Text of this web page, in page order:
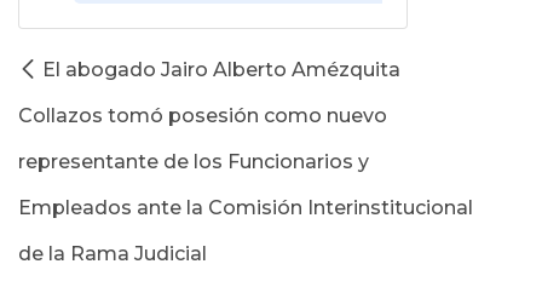
El abogado Jairo Alberto Amézquita
Collazos tomó posesión como nuevo
representante de los Funcionarios y
Empleados ante la Comisión Interinstitucional
de la Rama Judicial